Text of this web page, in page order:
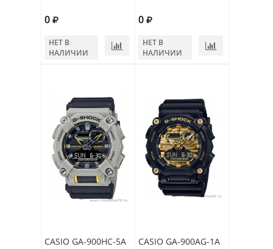
0
НЕТ В
НАЛИЧИИ
0
НЕТ В
НАЛИЧИИ
CASIO GA-900HC-5A CASIO GA-900AG-1A